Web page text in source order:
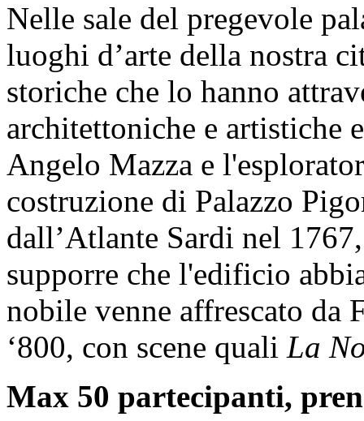
Nelle sale del pregevole
luoghi d’arte della nostra
storiche che lo hanno
architettoniche e artistiche
Angelo Mazza e
costruzione di Palazzo
dall’Atlante Sardi nel
supporre che l'edificio
nobile venne affrescato da
‘800, con scene quali La
Max 50 partecipanti,